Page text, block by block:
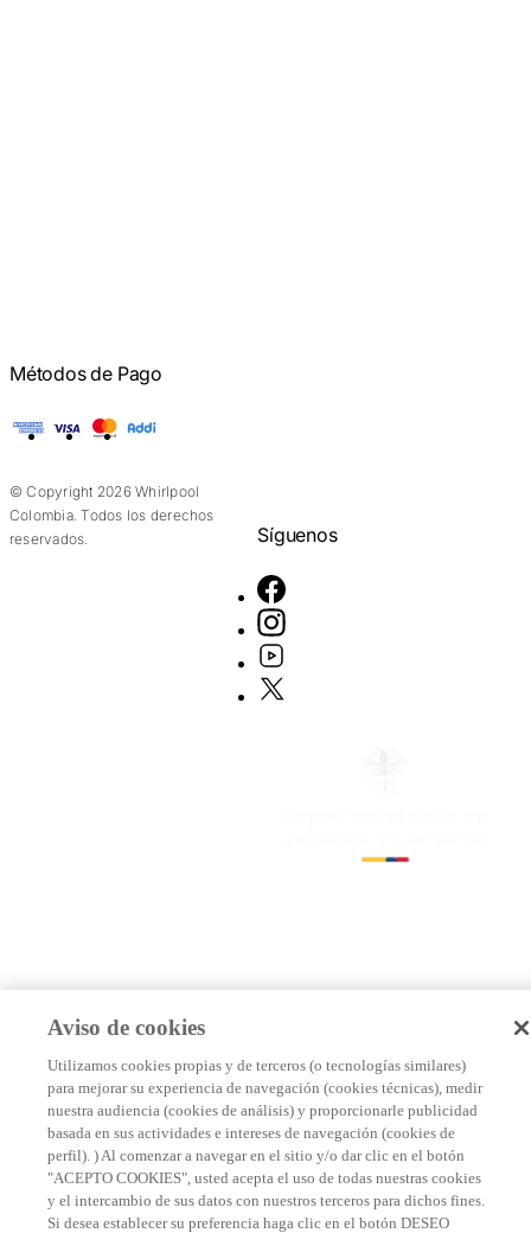
Métodos de Pago
American Express
Visa Mastercard
© Copyright 2026 Whirlpool
Colombia. Todos los derechos
reservados.
Síguenos
Aviso de cookies
Utilizamos cookies propias y de terceros (o tecnologías similares)
para mejorar su experiencia de navegación (cookies técnicas), medir
nuestra audiencia (cookies de análisis) y proporcionarle publicidad
basada en sus actividades e intereses de navegación (cookies de
perfil). ) Al comenzar a navegar en el sitio y/o dar clic en el botón
"ACEPTO COOKIES", usted acepta el uso de todas nuestras cookies
y el intercambio de sus datos con nuestros terceros para dichos fines.
Si desea establecer su preferencia haga clic en el botón DESEO